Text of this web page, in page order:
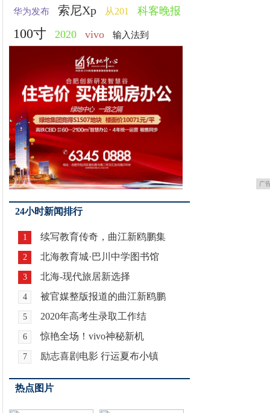
华为发布 索尼Xp 从201 科客晚报
100寸 2020 vivo 输入法到
广
24小时新闻排行
1 续写教育传奇，曲江新鸥鹏集
2 北海教育城·巴川中学图书馆
3 北海-现代旅居新选择
4 被官媒整版报道的曲江新鸥鹏
5 2020年高考生录取工作结
6 惊艳全场！vivo神秘新机
7 励志喜剧电影 行运夏布小镇
热点图片